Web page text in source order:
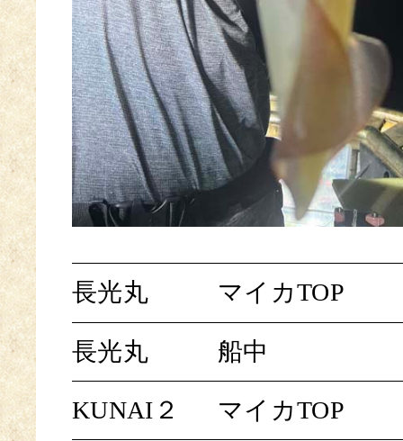
長光丸 マイカTOP
長光丸 船中
KUNAI２ マイカTOP